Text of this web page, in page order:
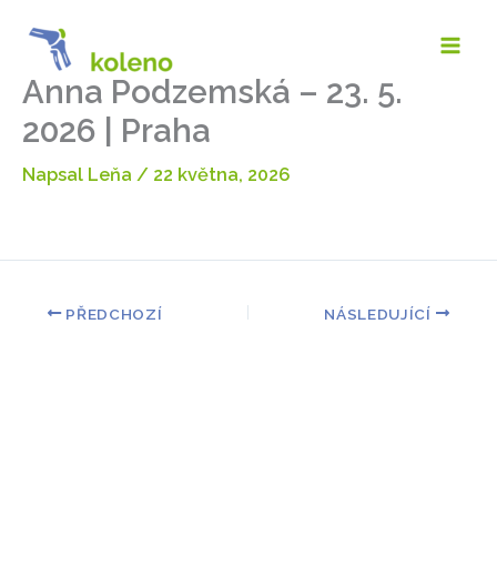
Anna Podzemská – 23. 5.
2026 | Praha
Napsal Leňa / 22 května, 2026
PŘEDCHOZÍ NÁSLEDUJÍCÍ